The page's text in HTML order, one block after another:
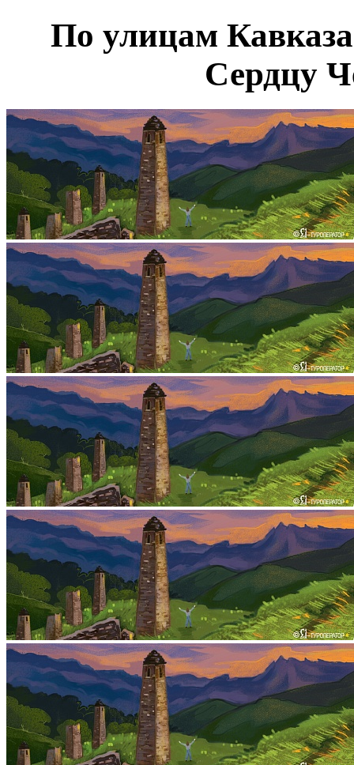
По улицам
Сердцу